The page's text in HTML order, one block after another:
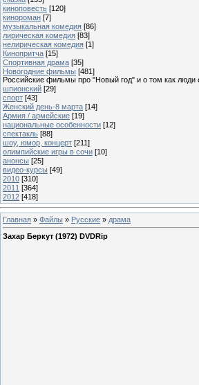
киноповесть [120]
кинороман [7]
музыкальная комедия [86]
лирическая комедия [83]
нелирическая комедия [1]
Кинопритча [15]
Спортивная драма [35]
Новогодние фильмы [481]
Российские фильмы про "Новый год" и о том как люди
шпионский [29]
спорт [43]
Женский день-8 марта [14]
Армия / армейские [19]
национальные особенности [12]
спектакль [88]
шоу, юмор, концерт [211]
олимпийские игры в сочи [10]
анонсы [25]
видео-курсы [49]
2010 [310]
2011 [364]
2012 [418]
Главная » Файлы » Русские » драма
Захар Беркут (1972) DVDRip